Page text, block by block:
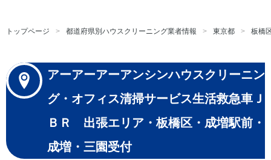
トップページ 都道府県別ハウスクリーニング業者情報 東京都 板橋
アーアーアーアンシンハウスクリーニン
グ・オフィス清掃サービス生活救急車Ｊ
ＢＲ 出張エリア・板橋区・成増駅前・
成増・三園受付